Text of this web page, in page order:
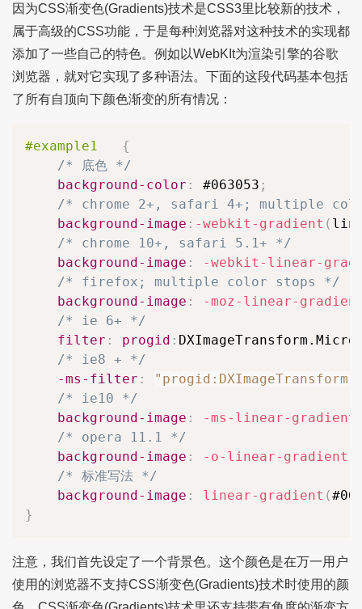
因为CSS渐变色(Gradients)技术是CSS3里比较新的技术，
属于高级的CSS功能，于是每种浏览器对这种技术的实现都
添加了一些自己的特色。例如以WebKIt为渲染引擎的谷歌
浏览器，就对它实现了多种语法。下面的这段代码基本包括
了所有自顶向下颜色渐变的所有情况：
#example1
{
/* 底色 */
background-color : #063053 ;
/* chrome 2+, safari 4+; multiple
background-image : -webkit-gradient (
/* chrome 10+, safari 5.1+ */
background-image :
-webkit-linear-
/* firefox; multiple color stops */
background-image :
-moz-linear-
/* ie 6+ */
filter : progid :
/* ie8 + */
-ms-filter :
/* ie10 */
background-image : -ms-linear-gradient
/* opera 11.1 */
background-image : -o-linear-gradient
/* 标准写法 */
background-image : linear-gradient (
}
注意，我们首先设定了一个背景色。这个颜色是在万一用户
使用的浏览器不支持CSS渐变色(Gradients)技术时使用的颜